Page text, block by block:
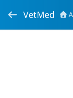
VetMed